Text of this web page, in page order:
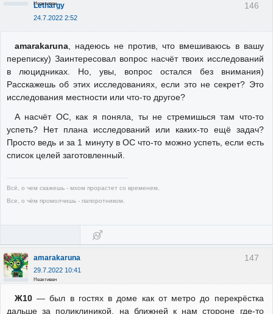
146
Lethargy
24.7.2022 2:52
Неактивен
amarakaruna, надеюсь не против, что вмешиваюсь в вашу
переписку) Заинтересовал вопрос насчёт твоих исследований
в люцидниках. Но, увы, вопрос остался без внимания)
Расскажешь об этих исследованиях, если это не секрет? Это
исследования местности или что-то другое?
А насчёт ОС, как я поняла, ты не стремишься там что-то
успеть? Нет плана исследований или каких-то ещё задач?
Просто ведь и за 1 минуту в ОС что-то можно успеть, если есть
список целей заготовленный.
Всё, о чем скажешь - мхом прорастет со временем,
Все, о чём промолчишь - папоротником.
147
amarakaruna
29.7.2022 10:41
Неактивен
Ж10— был в гостях в доме как от метро до перекрёстка
дальше за поликлиникой, на ближней к нам стороне где-то